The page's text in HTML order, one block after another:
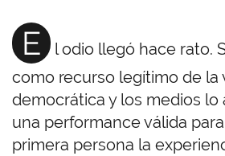
pp
E
l odio llegó hace rato.
como recurso legítimo de la
democrática y los medios
una performance válida
primera persona la